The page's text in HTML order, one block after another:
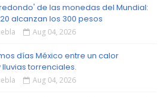
de las monedas del Mundial:
alcanzan los 300 pesos
Aug 04, 2026
días México entre un calor
torrenciales.
Aug 04, 2026